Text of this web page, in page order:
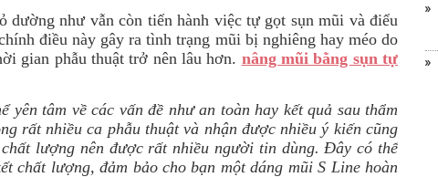
dường như vẫn còn tiến hành việc tự gọt sụn mũi và điểu
điều này gây ra tình trạng mũi bị nghiêng hay méo do
gian phẫu thuật trở nên lâu hơn. nâng mũi bằng sụn tự
yên tâm về các vấn đề như an toàn hay kết quả sau thẩm
rất nhiều ca phẫu thuật và nhận được nhiều ý kiến cũng
lượng nên được rất nhiều người tin dùng. Đây có thể
chất lượng, đảm bảo cho bạn một dáng mũi S Line hoàn